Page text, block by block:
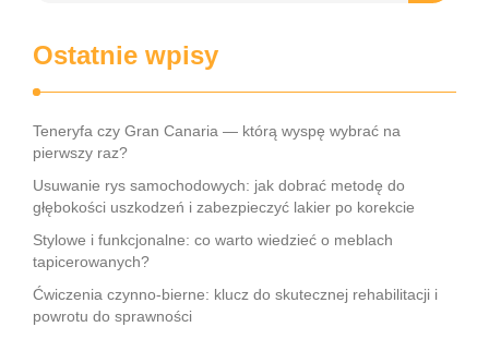
Ostatnie wpisy
Teneryfa czy Gran Canaria — którą wyspę wybrać na
pierwszy raz?
Usuwanie rys samochodowych: jak dobrać metodę do
głębokości uszkodzeń i zabezpieczyć lakier po korekcie
Stylowe i funkcjonalne: co warto wiedzieć o meblach
tapicerowanych?
Ćwiczenia czynno-bierne: klucz do skutecznej rehabilitacji i
powrotu do sprawności